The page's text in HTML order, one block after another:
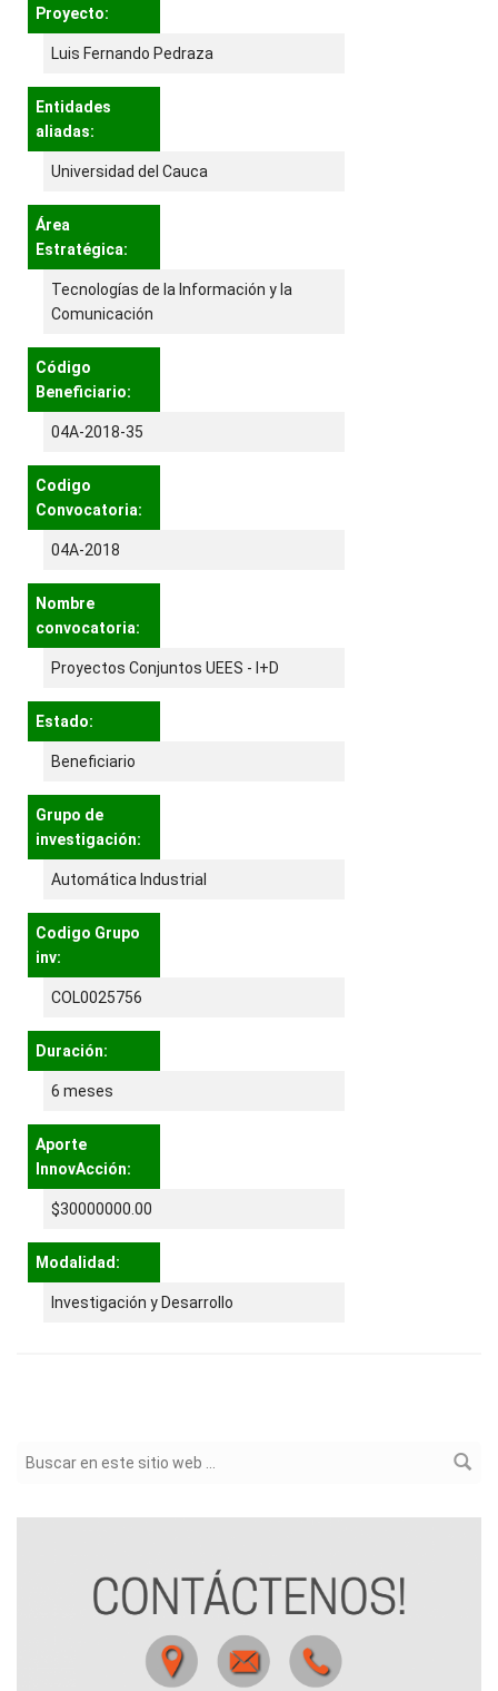
Proyecto:
Luis Fernando Pedraza
Entidades
aliadas:
Universidad del Cauca
Área
Estratégica:
Tecnologías de la Información y la
Comunicación
Código
Beneficiario:
04A-2018-35
Codigo
Convocatoria:
04A-2018
Nombre
convocatoria:
Proyectos Conjuntos UEES - I+D
Estado:
Beneficiario
Grupo de
investigación:
Automática Industrial
Codigo Grupo
inv:
COL0025756
Duración:
6 meses
Aporte
InnovAcción:
$30000000.00
Modalidad:
Investigación y Desarrollo
Formulario de búsqueda